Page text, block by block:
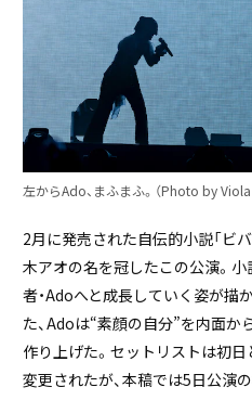
左からAdo、まふまふ。（Photo by Viola
2月に発売された自伝的小説「ビ
木アオの名を冠したこの公演。
者・Adoへと成長していく姿が描
た、Adoは“素顔の自分”を内面
作り上げた。セットリストは初
変更されたが、本稿では5日公演